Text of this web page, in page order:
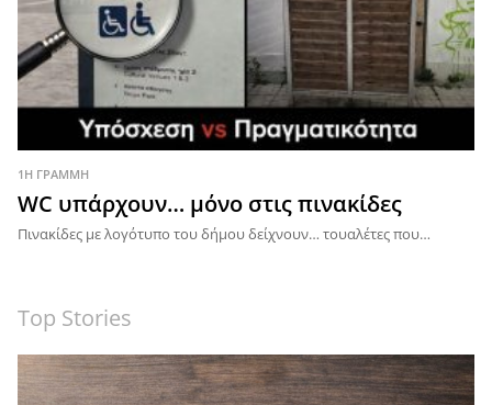
1Η ΓΡΑΜΜΗ
WC υπάρχουν… μόνο στις πινακίδες
Πινακίδες με λογότυπο του δήμου δείχνουν… τουαλέτες που…
Top Stories